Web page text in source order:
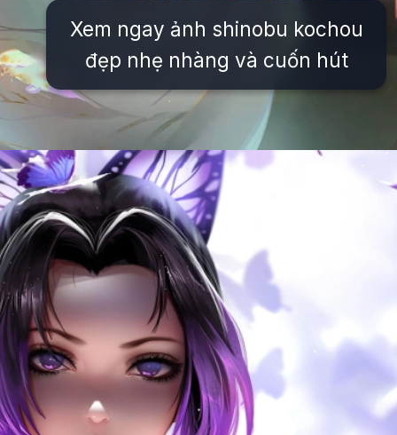
Xem ngay ảnh shinobu kochou
đẹp nhẹ nhàng và cuốn hút
Đang mởhttps://issiloo.edu.vn/shinobu-cute